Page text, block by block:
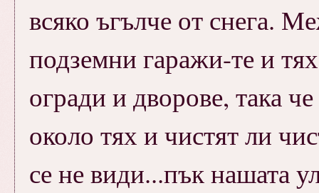
всяко ъгълче от снега.
подземни гаражи-те и
огради и дворове, така
около тях и чистят ли
се не види...пък нашата